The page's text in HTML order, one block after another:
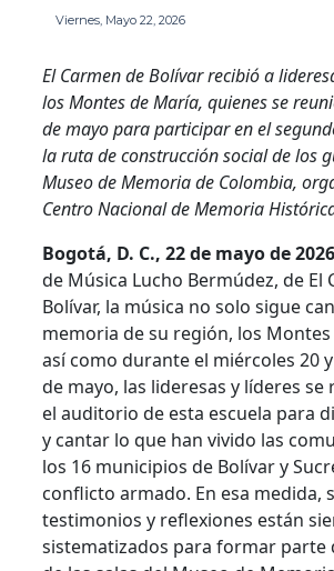
Viernes, Mayo 22, 2026
El Carmen de Bolívar recibió a
los Montes de María, quienes se
de mayo para participar en el
la ruta de construcción social de los
Museo de Memoria de Colombia,
Centro Nacional de Memoria
Bogotá, D. C., 22 de mayo de
de Música Lucho Bermúdez, de El
Bolívar, la música no solo sigue
memoria de su región, los Montes
así como durante el miércoles 20 y
de mayo, las lideresas y líderes se
el auditorio de esta escuela para
y cantar lo que han vivido las
los 16 municipios de Bolívar y
conflicto armado. En esa medida,
testimonios y reflexiones están
sistematizados para formar parte